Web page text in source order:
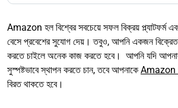
Amazon হল বিশ্বের সবচেয়ে সফল বিক্রয় প্ল্যাটফর্ম
বেসে প্রবেশের সুযোগ দেয়। তবুও, আপনি একজন
করতে চাইলে অনেক কাজ করতে হবে। আপনি যদি
সুস্পষ্টভাবে স্থাপন করতে চান, তবে আপনাকে Amazon
বিরত থাকতে হবে।